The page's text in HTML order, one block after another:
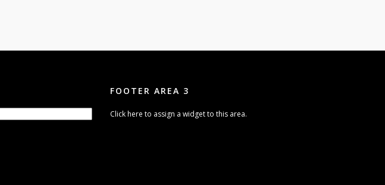
FOOTER AREA 3
Click here to assign a widget to this area.